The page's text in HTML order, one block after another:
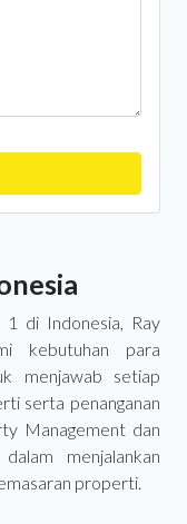
di Indonesia, Ray
kebutuhan para
menjawab setiap
serta penanganan
Management dan
menjalankan
properti.